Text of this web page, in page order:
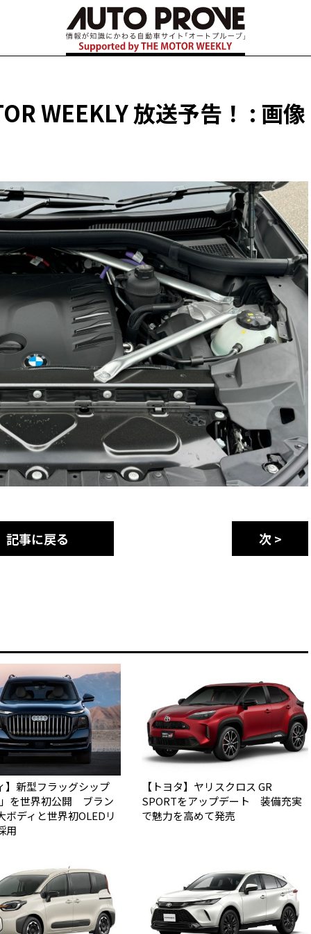
WEEKLY 放送予告！ : 画像
記事に戻る 次 >
】新型フラッグシップ
を世界初公開 ブラン
ボディと世界初OLEDリ
用
【トヨタ】ヤリスクロス GR
SPORTをアップデート 装備充実
で魅力を高めて発売